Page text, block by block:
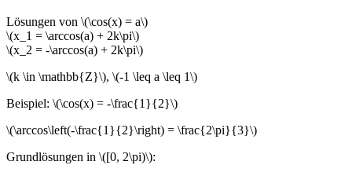
Lösungen von \(\cos(x) = a\)
\(x_1 = \arccos(a) + 2k\pi\)
\(x_2 = -\arccos(a) + 2k\pi\)
\(k \in \mathbb{Z}\), \(-1 \leq a \leq 1\)
Beispiel: \(\cos(x) = -\frac{1}{2}\)
\(\arccos\left(-\frac{1}{2}\right) = \frac{2\pi}{3}\)
Grundlösungen in \([0, 2\pi)\):